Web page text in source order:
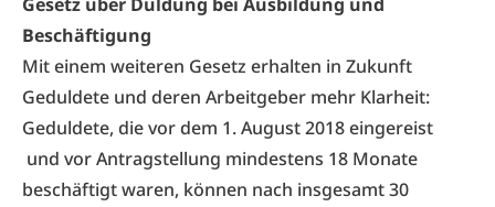
Beschäftigung
Mit einem weiteren Gesetz erhalten in Zukunft
Geduldete und deren Arbeitgeber mehr Klarheit:
Geduldete, die vor dem 1. August 2018 eingereist
und vor Antragstellung mindestens 18 Monate
beschäftigt waren, können nach insgesamt 30